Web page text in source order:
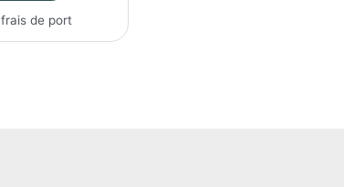
frais de port